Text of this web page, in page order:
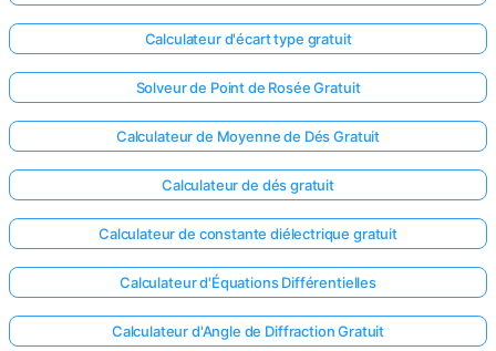
Connectez-
vous ici !
Calculateur d'écart type gratuit
Solveur de Point de Rosée Gratuit
Calculateur de Moyenne de Dés Gratuit
Calculateur de dés gratuit
Calculateur de constante diélectrique gratuit
Calculateur d'Équations Différentielles
Calculateur d'Angle de Diffraction Gratuit